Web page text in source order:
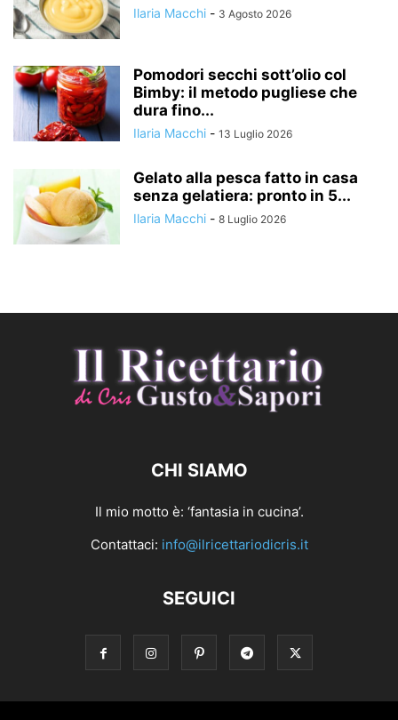
Ilaria Macchi - 3 Agosto 2026
Pomodori secchi sott’olio col
Bimby: il metodo pugliese che
dura fino...
Ilaria Macchi - 13 Luglio 2026
Gelato alla pesca fatto in casa
senza gelatiera: pronto in 5...
Ilaria Macchi - 8 Luglio 2026
CHI SIAMO
Il mio motto è: ‘fantasia in cucina’.
Contattaci: info@ilricettariodicris.it
SEGUICI